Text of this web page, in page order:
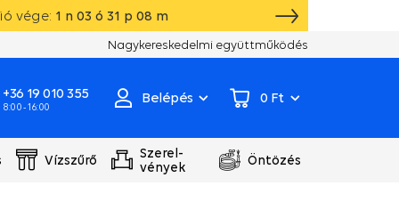
vége: 1 n 03 ó 31 p 07 m
Saját raktár, gyártás, szivattyú szervizközpont
Nagykereskedelmi együttműködés
+36 19 010 355
8:00 - 16:00
Belépés 0 Ft
Vízszűrő
Szerel-
vények
Öntözés